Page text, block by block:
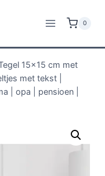
0
15×15 cm met
met tekst |
| opa | pensioen |